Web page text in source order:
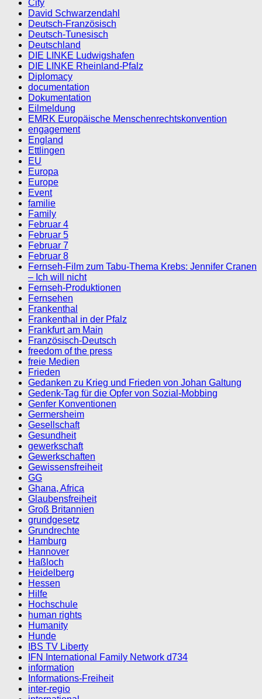
City
David Schwarzendahl
Deutsch-Französisch
Deutsch-Tunesisch
Deutschland
DIE LINKE Ludwigshafen
DIE LINKE Rheinland-Pfalz
Diplomacy
documentation
Dokumentation
Eilmeldung
EMRK Europäische Menschenrechtskonvention
engagement
England
Ettlingen
EU
Europa
Europe
Event
familie
Family
Februar 4
Februar 5
Februar 7
Februar 8
Fernseh-Film zum Tabu-Thema Krebs: Jennifer Cranen
– Ich will nicht
Fernseh-Produktionen
Fernsehen
Frankenthal
Frankenthal in der Pfalz
Frankfurt am Main
Französisch-Deutsch
freedom of the press
freie Medien
Frieden
Gedanken zu Krieg und Frieden von Johan Galtung
Gedenk-Tag für die Opfer von Sozial-Mobbing
Genfer Konventionen
Germersheim
Gesellschaft
Gesundheit
gewerkschaft
Gewerkschaften
Gewissensfreiheit
GG
Ghana, Africa
Glaubensfreiheit
Groß Britannien
grundgesetz
Grundrechte
Hamburg
Hannover
Haßloch
Heidelberg
Hessen
Hilfe
Hochschule
human rights
Humanity
Hunde
IBS TV Liberty
IFN International Family Network d734
information
Informations-Freiheit
inter-regio